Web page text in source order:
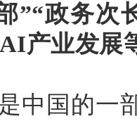
”“政务次
产业发展
中国的一